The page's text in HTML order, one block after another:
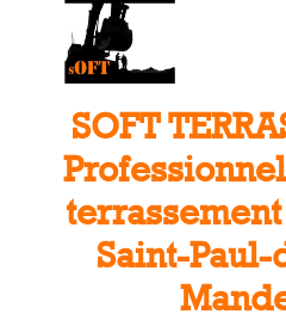
SOFT
Saint-Paul-